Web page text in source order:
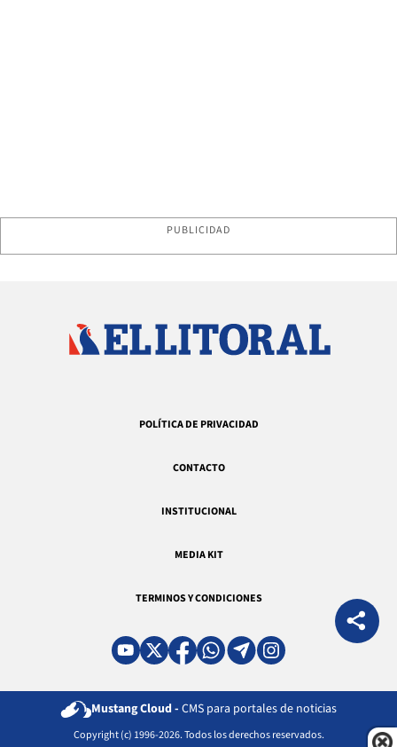
PUBLICIDAD
POLÍTICA DE PRIVACIDAD
CONTACTO
INSTITUCIONAL
MEDIA KIT
TERMINOS Y CONDICIONES
Mustang Cloud - CMS para portales de noticias
Copyright (c) 1996-2026. Todos los derechos reservados.